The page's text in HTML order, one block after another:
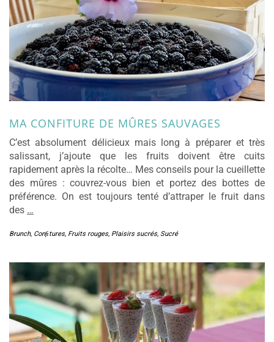
MA CONFITURE DE MÛRES SAUVAGES
C’est absolument délicieux mais long à préparer et très
salissant, j’ajoute que les fruits doivent être cuits
rapidement après la récolte… Mes conseils pour la cueillette
des mûres : couvrez-vous bien et portez des bottes de
préférence. On est toujours tenté d’attraper le fruit dans
des …
Brunch, Conﬁtures, Fruits rouges, Plaisirs sucrés, Sucré